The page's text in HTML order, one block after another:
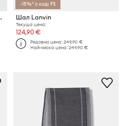
Lanvin
-15%* с код: FS
Шал Lanvin
Текуща цена:
124,90 €
Редовна цена:249,90 €
Най-ниска цена:249,90 €